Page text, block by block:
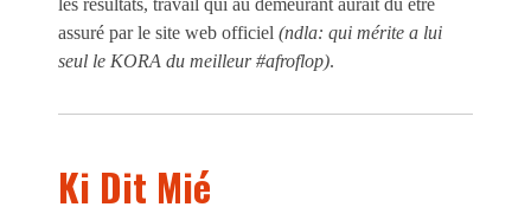
assuré par le site web officiel (ndla: qui mérite a lui
seul le KORA du meilleur #afroflop).
Ki Dit Mié